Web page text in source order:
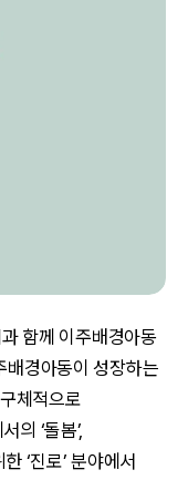
함께 이주배경아동
배경아동이 성장하는
체적으로
의 ‘돌봄’,
‘진로’ 분야에서